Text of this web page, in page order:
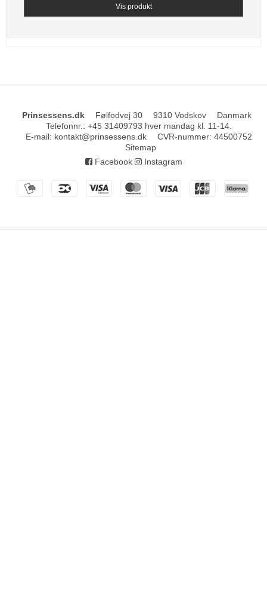
Vis produkt
Prinsessens.dk Følfodvej 30 9310 Vodskov
Danmark
Telefonnr. : +45 31409793 hver mandag kl. 11-14.
E-mail: kontakt@prinsessens.dk CVR-nummer: 44500752
Sitemap
Facebook
Instagram